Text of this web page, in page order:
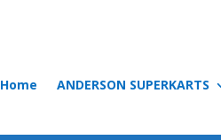
Home ANDERSON SUPERKARTS